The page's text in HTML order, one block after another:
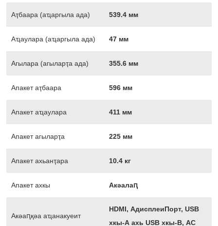
Аҭбаара (аҵаргыла ада) 539.4 мм
Аҵаулара (аҵаргыла ада) 47 мм
Агылара (агыларҭа ада) 355.6 мм
Апакет аҭбаара 596 мм
Апакет аҵаулара 411 мм
Апакет агыларҭа 225 мм
Апакет ахьанҭара 10.4 кг
Апакет ахкы Акәалаԥ
Акәаԥқәа аҵанакуеит
HDMI, АдисплеиПорт, USB
хкы-А ахь USB хкы-В, AC